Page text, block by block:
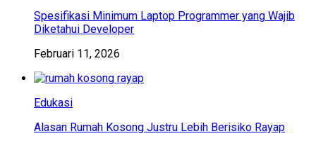
Spesifikasi Minimum Laptop Programmer yang Wajib
Diketahui Developer
Februari 11, 2026
Edukasi
Alasan Rumah Kosong Justru Lebih Berisiko Rayap